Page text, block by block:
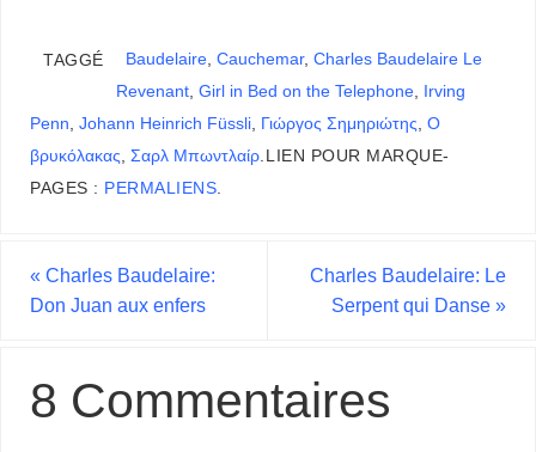
TAGGÉ Baudelaire, Cauchemar, Charles Baudelaire Le
Revenant, Girl in Bed on the Telephone, Irving
Penn ,Johann Heinrich Füssli Γιώργος Σημηριώτης ,Ο
βρυκόλακας ,Σαρλ Μπωντλαίρ LIEN POUR MARQUE-
PAGES : PERMALIENS
« Charles Baudelaire:
Don Juan aux enfers
Charles Baudelaire: Le
Serpent qui Danse »
8 Commentaires